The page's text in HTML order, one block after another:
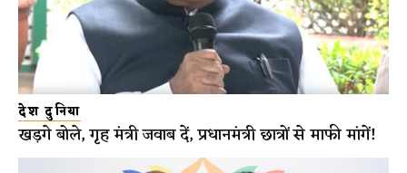
देश दुनिया
खड़गे बोले, गृह मंत्री जवाब दें, प्रधानमंत्री छात्रों से माफी मांगें!